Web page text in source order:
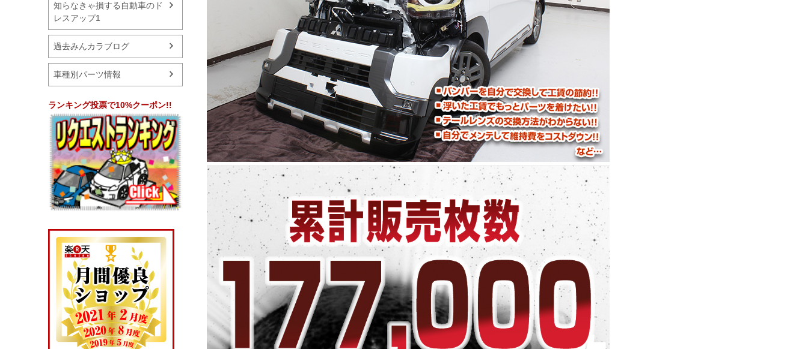
知らなきゃ損する自動車のド
レスアップ1
過去みんカラブログ
車種別パーツ情報
ランキング投票で10%クーポン!!